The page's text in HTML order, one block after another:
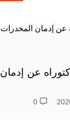
عن إدمان
0